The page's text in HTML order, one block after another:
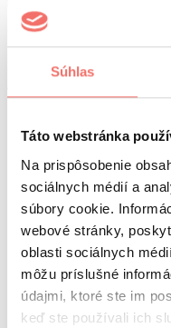
Súhlas
Táto webstránka
Na prispôsobenie
sociálnych médií a
súbory cookie.
webové stránky,
oblasti sociálnych
môžu príslušné
údajmi, ktoré ste im
keď ste používali ich
Vstup je zdarma
Počet miest je limitovaný
AI Boost 2026
newsletter
Prihláste sa do
Súhlasím so
Odoberať
visibility
Visibility 360
kurzy a školenia
visiguide